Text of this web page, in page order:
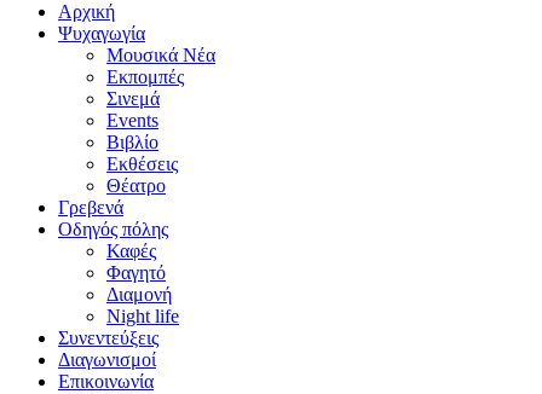
Αρχική
Ψυχαγωγία
Μουσικά Νέα
Εκπομπές
Σινεμά
Events
Βιβλίο
Εκθέσεις
Θέατρο
Γρεβενά
Οδηγός πόλης
Καφές
Φαγητό
Διαμονή
Night life
Συνεντεύξεις
Διαγωνισμοί
Επικοινωνία